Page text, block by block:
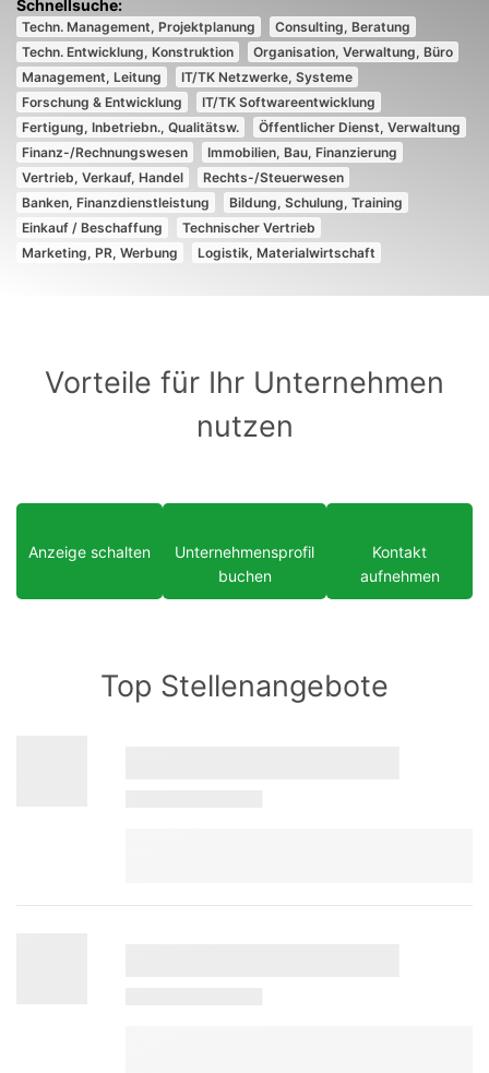
Techn. Management, Projektplanung
Consulting, Beratung
Techn. Entwicklung, Konstruktion
Organisation, Verwaltung, Büro
Management, Leitung
IT/TK Netzwerke, Systeme
Forschung & Entwicklung
IT/TK Softwareentwicklung
Fertigung, Inbetriebn., Qualitätsw.
Öffentlicher Dienst, Verwaltung
Finanz-/Rechnungswesen
Immobilien, Bau, Finanzierung
Vertrieb, Verkauf, Handel
Rechts-/Steuerwesen
Banken, Finanzdienstleistung
Bildung, Schulung, Training
Einkauf / Beschaffung
Technischer Vertrieb
Marketing, PR, Werbung
Logistik, Materialwirtschaft
Vorteile für Ihr Unternehmen
nutzen
Anzeige schalten
Unternehmensprofil
buchen
Kontakt
aufnehmen
Top Stellenangebote